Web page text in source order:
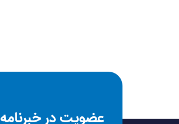
عضویت در خبرنامه